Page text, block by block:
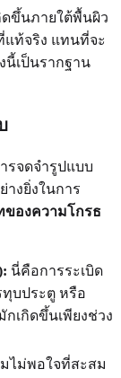
ดขึ้นภายใต้พื้นผิว
ท้จริง แทนที่จะ
นี้เป็นรากฐาน
รจดจำรูปแบบ
งยิ่งในการ
ของความโกรธ
นี่คือการระเบิด
บประตู หรือ
เกิดขึ้นเพียงช่วง
ไม่พอใจที่สะสม